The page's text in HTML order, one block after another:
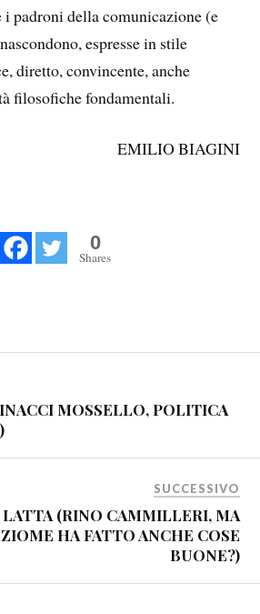
i padroni della comunicazione (e
espresse in stile
diretto, convincente, anche
filosofiche fondamentali.
EMILIO BIAGINI
0
Shares
MOSSELLO, POLITICA
SUCCESSIVO
LATTA (RINO CAMMILLERI, MA
HA FATTO ANCHE COSE
BUONE?)